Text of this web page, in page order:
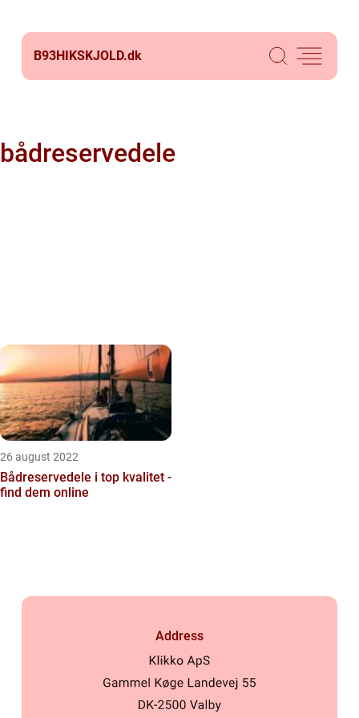
B93HIKSKJOLD.dk
bådreservedele
26 august 2022
Bådreservedele i top kvalitet -
find dem online
Address